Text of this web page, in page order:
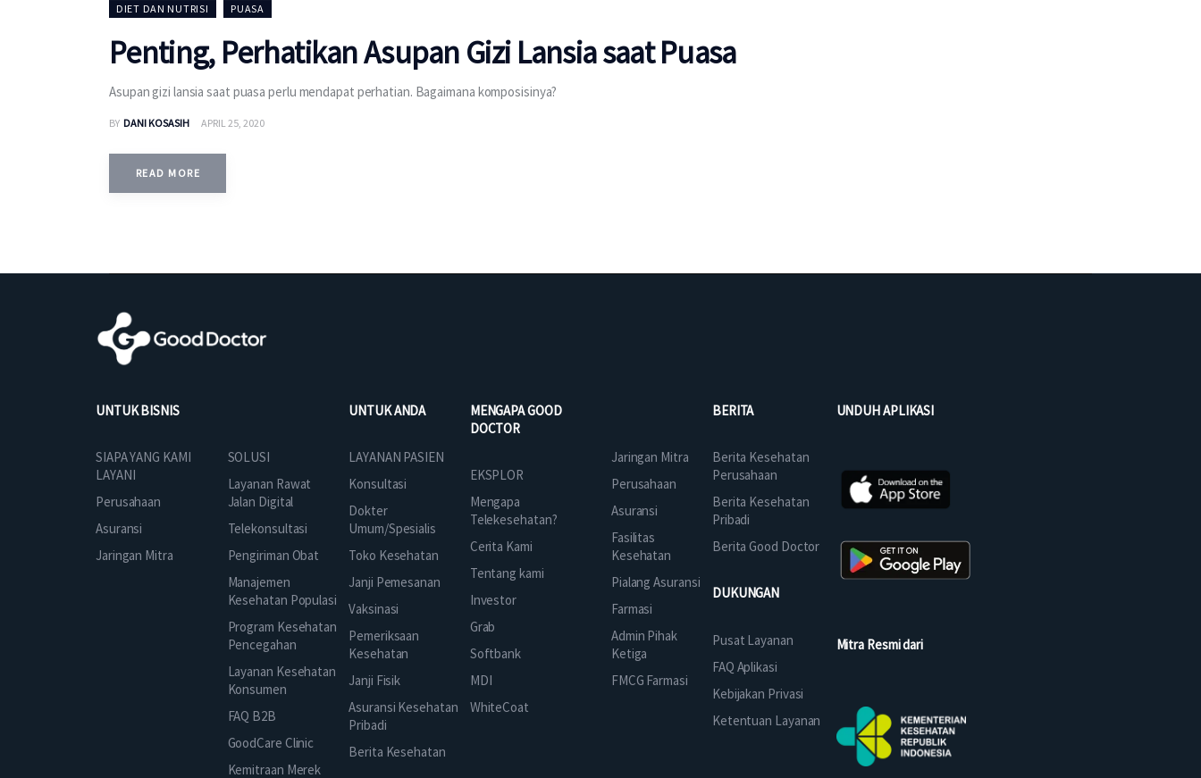
DIET DAN NUTRISI PUASA
Penting, Perhatikan Asupan Gizi Lansia saat Puasa
Asupan gizi lansia saat puasa perlu mendapat perhatian. Bagaimana komposisinya?
BY DANI KOSASIH APRIL 25, 2020
READ MORE
UNTUK BISNIS
SIAPA YANG KAMI
LAYANI
Perusahaan
Asuransi
Jaringan Mitra
SOLUSI
Layanan Rawat
Jalan Digital
Telekonsultasi
Pengiriman Obat
Manajemen
Kesehatan Populasi
Program Kesehatan
Pencegahan
Layanan Kesehatan
Konsumen
FAQ B2B
GoodCare Clinic
Kemitraan Merek
UNTUK ANDA
LAYANAN PASIEN
Konsultasi
Dokter
Umum/Spesialis
Toko Kesehatan
Janji Pemesanan
Vaksinasi
Pemeriksaan
Kesehatan
Janji Fisik
Asuransi Kesehatan
Pribadi
Berita Kesehatan
MENGAPA GOOD
DOCTOR
EKSPLOR
Mengapa
Telekesehatan?
Cerita Kami
Tentang kami
Investor
Grab
Softbank
MDI
WhiteCoat
Jaringan Mitra
Perusahaan
Asuransi
Fasilitas
Kesehatan
Pialang Asuransi
Farmasi
Admin Pihak
Ketiga
FMCG Farmasi
BERITA
Berita Kesehatan
Perusahaan
Berita Kesehatan
Pribadi
Berita Good Doctor
DUKUNGAN
Pusat Layanan
FAQ Aplikasi
Kebijakan Privasi
Ketentuan Layanan
UNDUH APLIKASI
Mitra Resmi dari